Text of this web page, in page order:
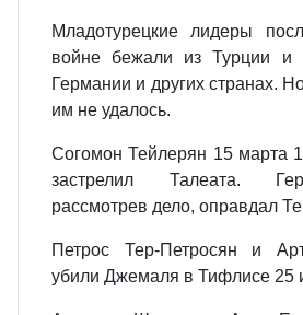
Младотурецкие лидеры
войне бежали из Турции
Германии и других странах.
им не удалось.
Согомон Тейлерян 15 марта
застрелил Талеата.
рассмотрев дело, оправдал
Петрос Тер-Петросян и
убили Джемаля в Тифлисе 25